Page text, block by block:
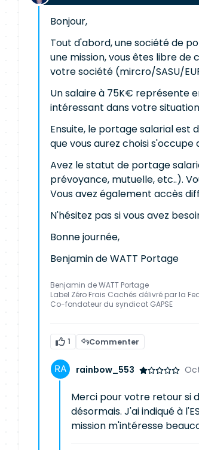
Bonjour,
Tout d'abord, une société de
une mission, vous êtes libre
votre société (mircro/SASU/
Un salaire à 75K€ représente
intéressant dans votre
Ensuite, le portage salarial est
que vous aurez choisi
Avez le statut de portage
prévoyance, mutuelle, etc..).
Vous avez également accès
N'hésitez pas si vous avez
Bonne journée,
Benjamin de WATT Portage
Benjamin de WATT Portage
Label Zéro Frais Cachés délivré par la
Co-fondateur du syndicat GAPSE
1 Commenter
rainbow_553
Merci pour votre retour si
désormais. J'ai indiqué à
mission m'intéresse